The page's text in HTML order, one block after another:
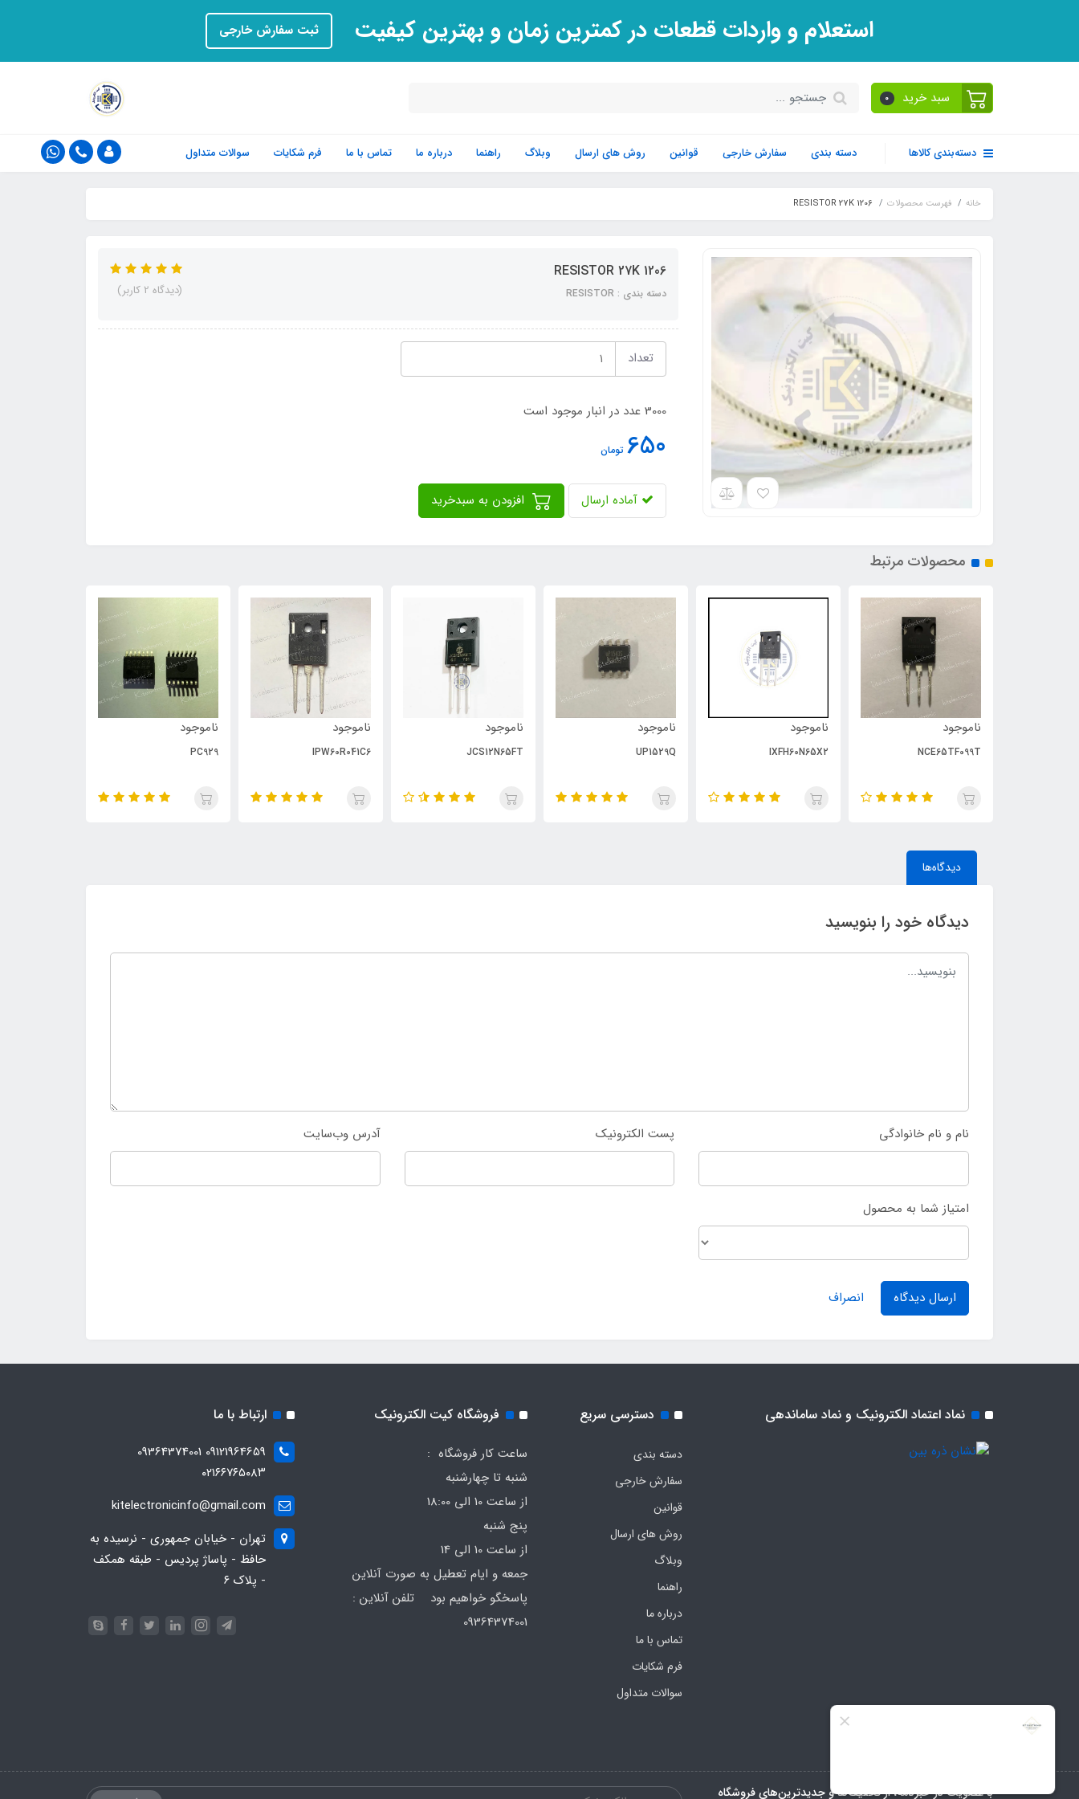
استعلام و واردات قطعات در کمترین زمان و بهترین کیفیت ثبت سفارش خارجی
سبد خرید 0
دسته‌بندی کالاها دسته بندی سفارش خارجی قوانین روش های ارسال وبلاگ راهنما درباره ما تماس با ما فرم‌ شکایات سوالات متداول
خانه فهرست محصولات RESISTOR 27K 1206
RESISTOR 27K 1206
دسته بندی : RESISTOR (دیدگاه 2 کاربر)
تعداد
3000 عدد در انبار موجود است
650تومان
آماده ارسال
محصولات مرتبط
ناموجود
NCE65TF099T
ناموجود
IXFH60N65X2
ناموجود
UP1529Q
ناموجود
JCS12N65FT
ناموجود
IPW60R041C6
ناموجود
PC929
دیدگاه‌ها
دیدگاه خود را بنویسید
نام و نام خانوادگی پست الکترونیک آدرس وب‌سایت
امتیاز شما به محصول
ارسال دیدگاه انصراف
نماد اعتماد الکترونیک و نماد ساماندهی دسترسی سریع
دسته بندی
سفارش خارجی
قوانین
روش های ارسال
وبلاگ
راهنما
درباره ما
تماس با ما
فرم‌ شکایات
سوالات متداول
فروشگاه کیت الکترونیک
ساعت کار فروشگاه :
شنبه تا چهارشنبه
از ساعت 10 الی 18:00
پنج شنبه
از ساعت 10 الی 14
جمعه و ایام تعطیل به صورت آنلاین
پاسخگو خواهیم بود تلفن آنلاین :
ارتباط با ما
09121964659 09364374001
۰۲۱۶۶۷۶۵۰۸۳
kitelectronicinfo@gmail.com
تهران - خیابان جمهوری - نرسیده به
حافظ - پاساژ پردیس - طبقه همکف
- پلاک ۶
با عضویت در خبرنامه، از تخفیف‌ها و جدیدترین‌های فروشگاه